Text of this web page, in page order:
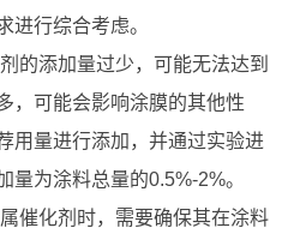
进行综合考虑。
的添加量过少，可能无法达到
，可能会影响涂膜的其他性
用量进行添加，并通过实验进
量为涂料总量的0.5%-2%。
催化剂时，需要确保其在涂料